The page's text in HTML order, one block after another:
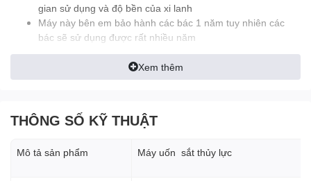
gian sử dụng và độ bền của xi lanh
Máy này bên em bảo hành các bác 1 năm tuy nhiên các
bác sẽ sử dụng được rất nhiều năm
Mô tơ 3KW sử dụng của hãng Toàn Phát
Thao tác bẻ rất là dễ dàng, nhè nhàng và nhanh chóng
Bàn tỳ thép của nhật
II. Hình ảnh Máy uốn sắt thủy lực phi 25 thợ xây TX- B25
Xem thêm
THÔNG SỐ KỸ THUẬT
Mô tả sản phẩm Máy uốn sắt thủy lực